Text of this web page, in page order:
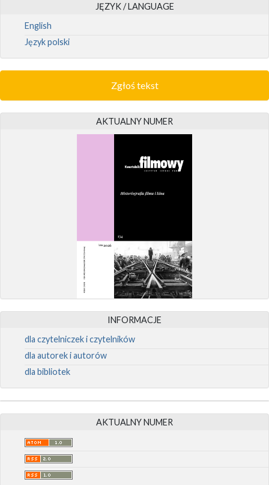
JĘZYK / LANGUAGE
English
Język polski
Zgłoś tekst
AKTUALNY NUMER
INFORMACJE
dla czytelniczek i czytelników
dla autorek i autorów
dla bibliotek
AKTUALNY NUMER